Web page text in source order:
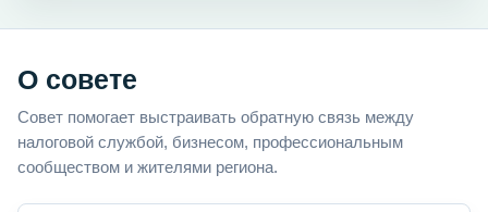
О совете
Совет помогает выстраивать обратную связь между
налоговой службой, бизнесом, профессиональным
сообществом и жителями региона.